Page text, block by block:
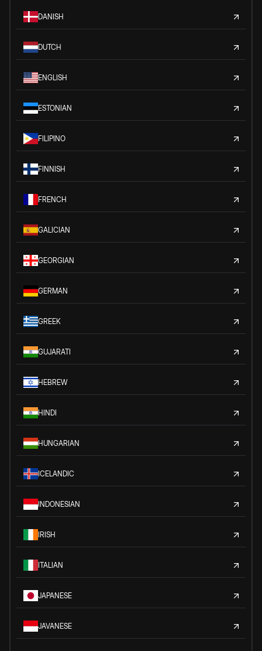
DANISH
DUTCH
ENGLISH
ESTONIAN
FILIPINO
FINNISH
FRENCH
GALICIAN
GEORGIAN
GERMAN
GREEK
GUJARATI
HEBREW
HINDI
HUNGARIAN
ICELANDIC
INDONESIAN
IRISH
ITALIAN
JAPANESE
JAVANESE